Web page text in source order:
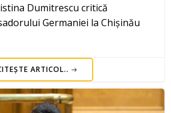
Dumitrescu critică
Germaniei la Chișinău
ARTICOL..